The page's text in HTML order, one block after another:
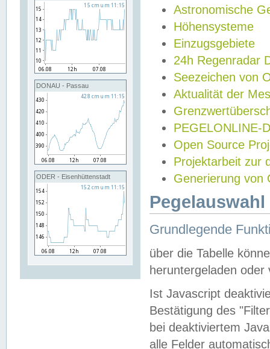
DONAU - Passau
ODER - Eisenhüttenstadt
Astronomische
Höhensysteme
Einzugsgebiete
24h Regenradar
Seezeichen von
Aktualität der
PEGELONLINE-
Open Source
Projektarbeit zur
Generierung von
Grundlegende
über die Tabelle
heruntergeladen oder
Ist Javascript
Bestätigung des
bei deaktiviertem
alle Felder